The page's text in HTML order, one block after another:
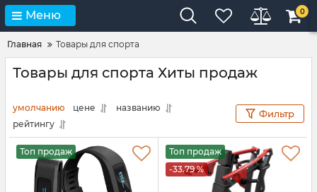
Меню 0
Главная Товары для спорта
Товары для спорта Хиты продаж
умолчанию цене
названию
рейтингу
Фильтр
Топ продаж
Топ продаж
-33.79 %